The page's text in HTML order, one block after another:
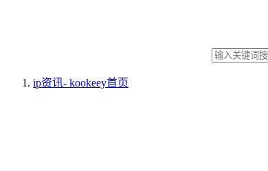
ip资讯- kookeey首页